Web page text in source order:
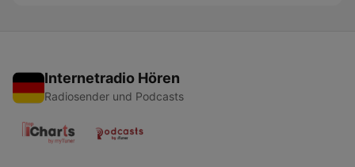
Internetradio Hören
Radiosender und Podcasts